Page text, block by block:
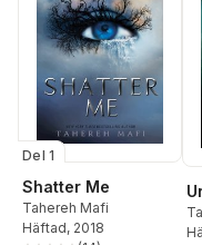
Del 1
Shatter Me
Tahereh Mafi
Häftad, 2018